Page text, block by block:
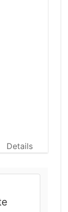
Details